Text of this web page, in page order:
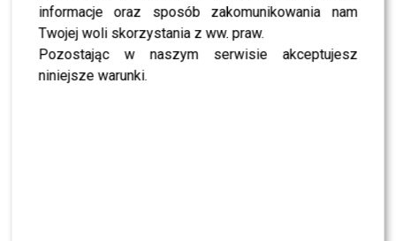
informacje oraz sposób zakomunikowania nam
Twojej woli skorzystania z ww. praw.
Pozostając w naszym serwisie akceptujesz
niniejsze warunki.
Gdy w sobotę pojawiła się na antenie TVN24, gdzie
komentowała pogrzebksięcia Filipa
podpisana jako
Monika Richardson.Jednak nadal nie
zmieniła nazwiska na profilu na Instagramie.